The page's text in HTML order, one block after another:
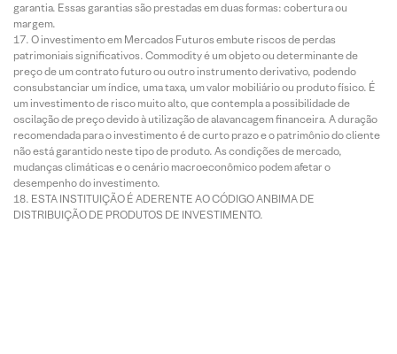
garantia. Essas garantias são prestadas em duas formas: cobertura ou
margem.
O investimento em Mercados Futuros embute riscos de perdas
patrimoniais significativos. Commodity é um objeto ou determinante de
preço de um contrato futuro ou outro instrumento derivativo, podendo
consubstanciar um índice, uma taxa, um valor mobiliário ou produto físico. É
um investimento de risco muito alto, que contempla a possibilidade de
oscilação de preço devido à utilização de alavancagem financeira. A duração
recomendada para o investimento é de curto prazo e o patrimônio do cliente
não está garantido neste tipo de produto. As condições de mercado,
mudanças climáticas e o cenário macroeconômico podem afetar o
desempenho do investimento.
ESTA INSTITUIÇÃO É ADERENTE AO CÓDIGO ANBIMA DE
DISTRIBUIÇÃO DE PRODUTOS DE INVESTIMENTO.